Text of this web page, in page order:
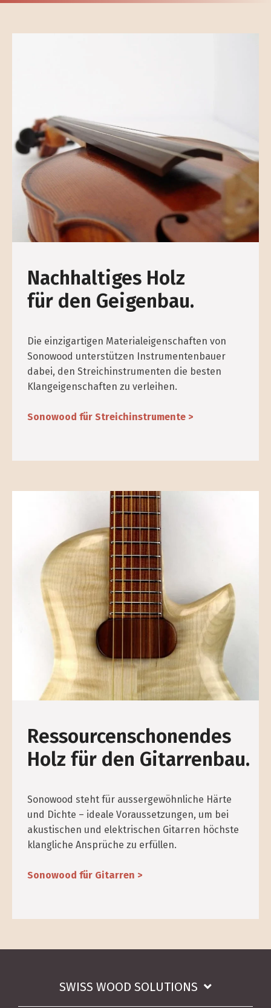
Nachhaltiges Holz
für den Geigenbau.
Die einzigartigen Materialeigenschaften von
Sonowood unterstützen Instrumentenbauer
dabei, den Streichinstrumenten die besten
Klangeigenschaften zu verleihen.
Sonowood für Streichinstrumente >
Ressourcen­schonendes
Holz für den Gitarrenbau.
Sonowood steht für ausser­gewöhnliche Härte
und Dichte – ideale Voraussetzungen, um bei
akustischen und elektrischen Gitarren höchste
klangliche Ansprüche zu erfüllen.
Sonowood für Gitarren >
SWISS WOOD SOLUTIONS